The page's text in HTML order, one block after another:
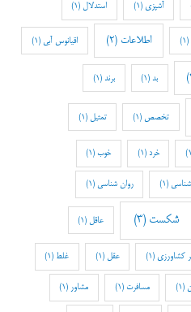
آشپزی (1) استدلال (1)
(1) اطلاعات (2) اقیانوس آبی (1)
بد(1) برند (1)
تخصص (1) تمثیل (1)
خرد (1) خوب(1)
(1) روان شناسی (1)
شکست (3) عاقل (1)
کشاورزی(1) عقل (1) غلط (1)
(1) مسافرت (1) مشاور (1)